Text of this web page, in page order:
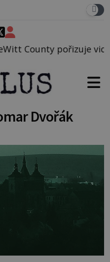
video, na kterém
Dvořák